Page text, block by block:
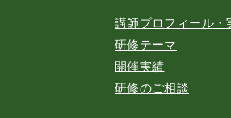
講師プロフィール・
研修テーマ
開催実績
研修のご相談